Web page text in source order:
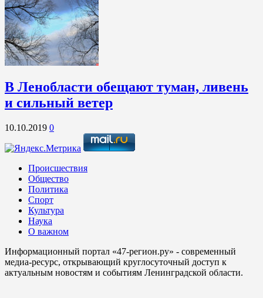
В Ленобласти обещают туман, ливень
и сильный ветер
10.10.2019 0
Происшествия
Общество
Политика
Спорт
Культура
Наука
О важном
Информационный портал «47-регион.ру» - современный
медиа-ресурс, открывающий круглосуточный доступ к
актуальным новостям и событиям Ленинградской области.